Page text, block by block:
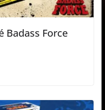
Badass Force